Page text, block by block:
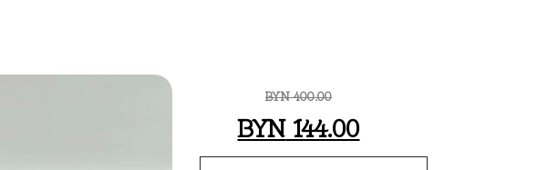
BYN400.00
Первоначальная
BYN144.00